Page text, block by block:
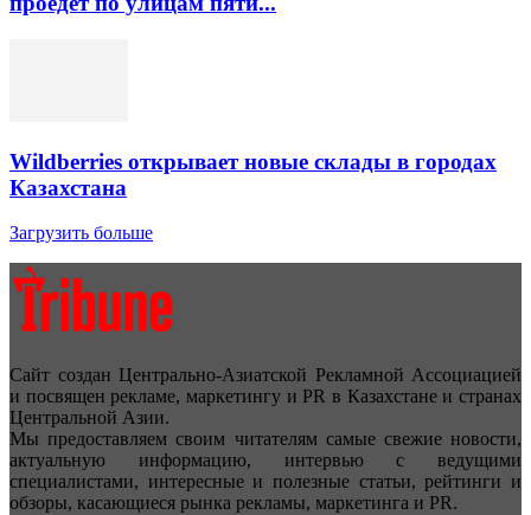
Wildberries открывает новые склады в городах
Казахстана
Загрузить больше
Сайт создан Центрально-Азиатской Рекламной Ассоциацией
и посвящен рекламе, маркетингу и PR в Казахстане и странах
Центральной Азии.
Мы предоставляем своим читателям самые свежие новости,
актуальную информацию, интервью с ведущими
специалистами, интересные и полезные статьи, рейтинги и
обзоры, касающиеся рынка рекламы, маркетинга и PR.